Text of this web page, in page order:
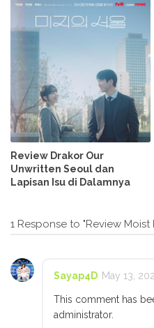
Review Drakor Our
Unwritten Seoul dan
Lapisan Isu di Dalamnya
1 Response to "Review Moist
Sayap4D May 13,
This comment has
administrator.